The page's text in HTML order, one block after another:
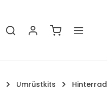
Warenkorb
Umrüstkits Hinterrad